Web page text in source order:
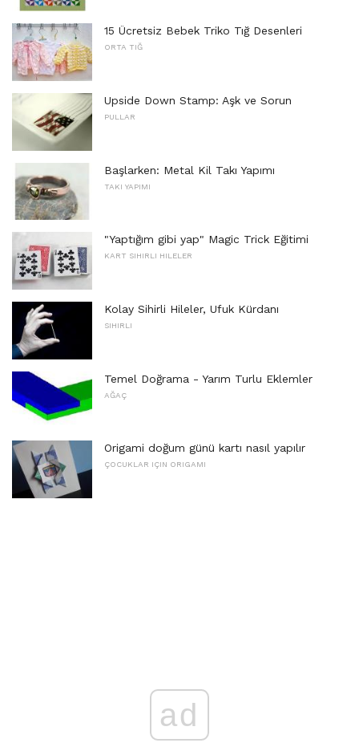
15 Ücretsiz Bebek Triko Tığ Desenleri
ORTA TIĞ
Upside Down Stamp: Aşk ve Sorun
PULLAR
Başlarken: Metal Kil Takı Yapımı
TAKI YAPIMI
"Yaptığım gibi yap" Magic Trick Eğitimi
KART SIHIRLI HILELER
Kolay Sihirli Hileler, Ufuk Kürdanı
SIHIRLI
Temel Doğrama - Yarım Turlu Eklemler
AĞAÇ
Origami doğum günü kartı nasıl yapılır
ÇOCUKLAR IÇIN ORIGAMI
ad